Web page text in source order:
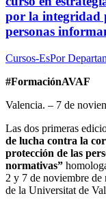
por la integridad
personas
Cursos-EsPor
#FormaciónAVAF
Valencia. – 7 de
Las dos primeras
de lucha contra la
protección de las
normativas”
2 y 7 de noviembre de
de la Universitat de